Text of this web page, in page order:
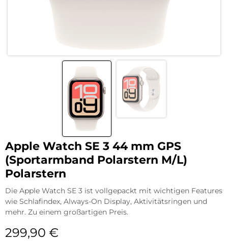
Apple Watch SE 3 44 mm GPS
(Sportarmband Polarstern M/L)
Polarstern
Die Apple Watch SE 3 ist vollgepackt mit wichtigen Features
wie Schlafindex, Always-On Display, Aktivitätsringen und
mehr. Zu einem großartigen Preis.
299,90 €